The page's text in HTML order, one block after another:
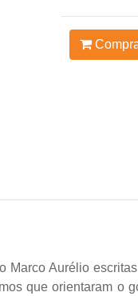
Marco Aurélio
que orientaram